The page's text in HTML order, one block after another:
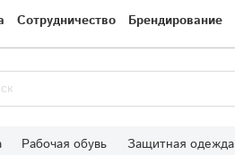
Сотрудничество Брендирование
Рабочая обувь Защитная одежда